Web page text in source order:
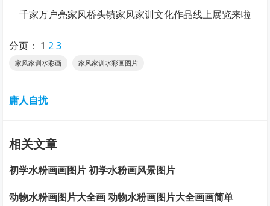
千家万户亮家风桥头镇家风家训文化作品线上展览来啦
分页： 1 2 3
家风家训水彩画 家风家训水彩画图片
庸人自扰
相关文章
初学水粉画画图片 初学水粉画风景图片
动物水粉画图片大全画 动物水粉画图片大全画画简单